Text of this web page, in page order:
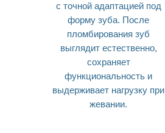
с точной адаптацией под
форму зуба. После
пломбирования зуб
выглядит естественно,
сохраняет
функциональность и
выдерживает нагрузку при
жевании.